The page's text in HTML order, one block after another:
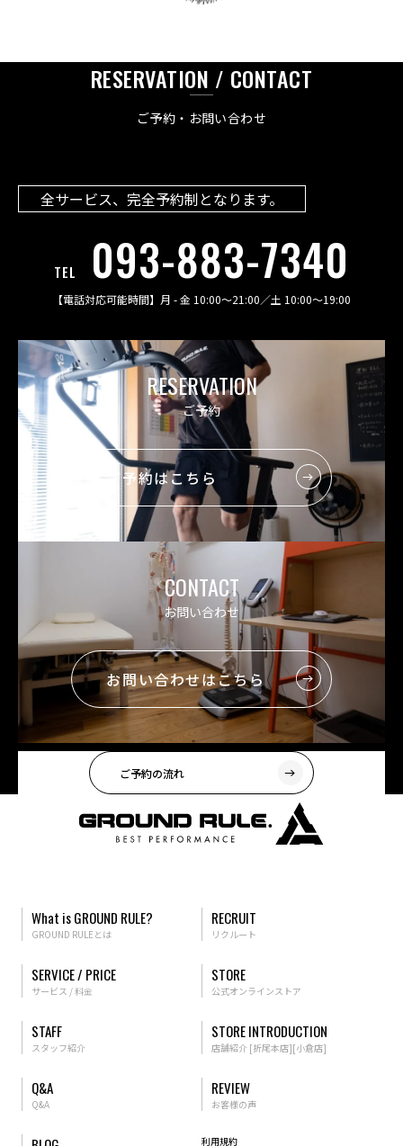
RESERVATION / CONTACT
ご予約・お問い合わせ
全サービス、完全予約制となります。
TEL 093-883-7340
【電話対応可能時間】 月 - 金 10:00〜21:00／土 10:00〜19:00
RESERVATION
ご予約
ご予約はこちら
CONTACT
お問い合わせ
お問い合わせはこちら
ご予約の流れ
What is GROUND RULE?
GROUND RULEとは
SERVICE / PRICE
サービス / 料金
STAFF
スタッフ紹介
Q&A
Q&A
RECRUIT
リクルート
STORE
公式オンラインストア
STORE INTRODUCTION
店舗紹介 [折尾本店][小倉店]
REVIEW
お客様の声
利用規約